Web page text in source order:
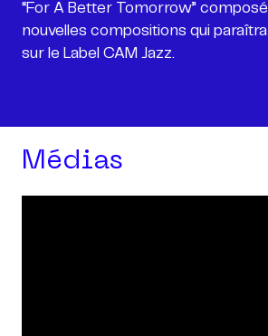
“For A Better Tomorrow”
nouvelles compositions qui
sur le Label CAM Jazz.
Médias